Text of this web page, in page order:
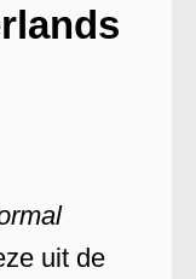
uit de